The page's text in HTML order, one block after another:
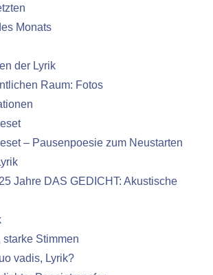
Monats
der Lyrik
Raum: Fotos
– Pausenpoesie zum Neustarten
Jahre DAS GEDICHT: Akustische
starke Stimmen
vadis, Lyrik?